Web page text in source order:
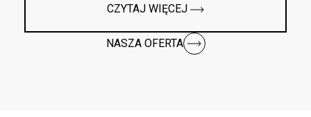
CZYTAJ WIĘCEJ
NASZA OFERTA